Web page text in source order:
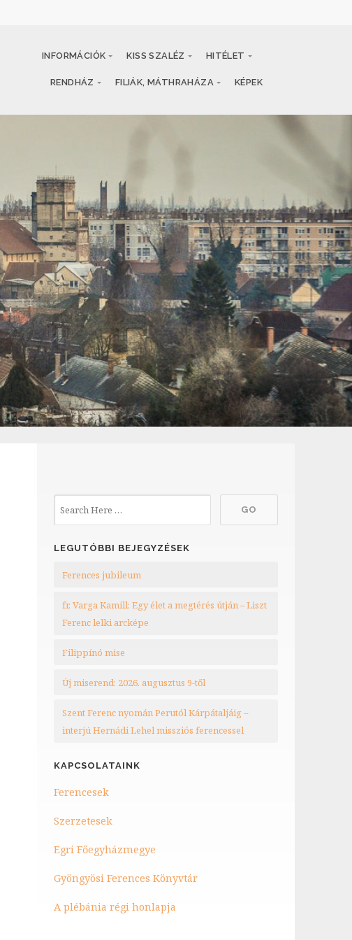
INFORMÁCIÓK KISS SZALÉZ HITÉLET
RENDHÁZ FILIÁK, MÁTHRAHÁZA KÉPEK
LEGUTÓBBI BEJEGYZÉSEK
Ferences jubileum
fr. Varga Kamill: Egy élet a megtérés útján – Liszt
Ferenc lelki arcképe
Filippínó mise
Új miserend: 2026. augusztus 9-től
Szent Ferenc nyomán Perutól Kárpátaljáig –
interjú Hernádi Lehel missziós ferencessel
KAPCSOLATAINK
Ferencesek
Szerzetesek
Egri Főegyházmegye
Gyöngyösi Ferences Könyvtár
A plébánia régi honlapja